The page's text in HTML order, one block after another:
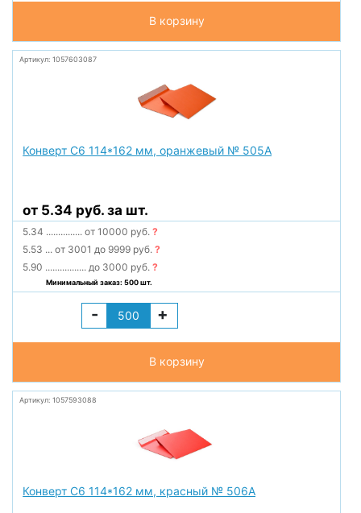
В корзину
Артикул: 1057603087
Конверт С6 114*162 мм, оранжевый № 505А
от 5.34 руб. за шт.
5.34 ............... от 10000 руб.?
5.53 ... от 3001 до 9999 руб.?
5.90 ................. до 3000 руб.?
Минимальный заказ: 500 шт.
- +
В корзину
Артикул: 1057593088
Конверт С6 114*162 мм, красный № 506А